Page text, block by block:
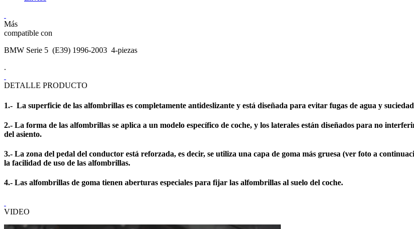
Más
compatible con
BMW Serie 5 (E39) 1996-2003 4-piezas
.
DETALLE PRODUCTO
1.- La superficie de las alfombrillas es completamente antideslizante y está diseñada para evitar fugas de agua y
2.- La forma de las alfombrillas se aplica a un modelo específico de coche, y los laterales están diseñados para no
del asiento.
3.- La zona del pedal del conductor está reforzada, es decir, se utiliza una capa de goma más gruesa (ver foto a
la facilidad de uso de las alfombrillas.
4.- Las alfombrillas de goma tienen aberturas especiales para fijar las alfombrillas al suelo del coche.
VIDEO